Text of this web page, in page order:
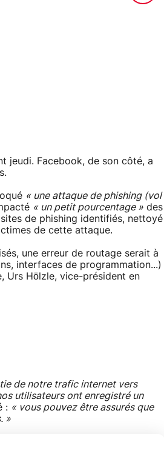
jeudi. Facebook, de son côté, a
« une attaque de phishing (vol
« un petit pourcentage » des
de phishing identifiés, nettoyé
de cette attaque.
une erreur de routage serait à
interfaces de programmation...)
Urs Hölzle, vice-président en
de notre trafic internet vers
utilisateurs ont enregistré un
: « vous pouvez être assurés que
»